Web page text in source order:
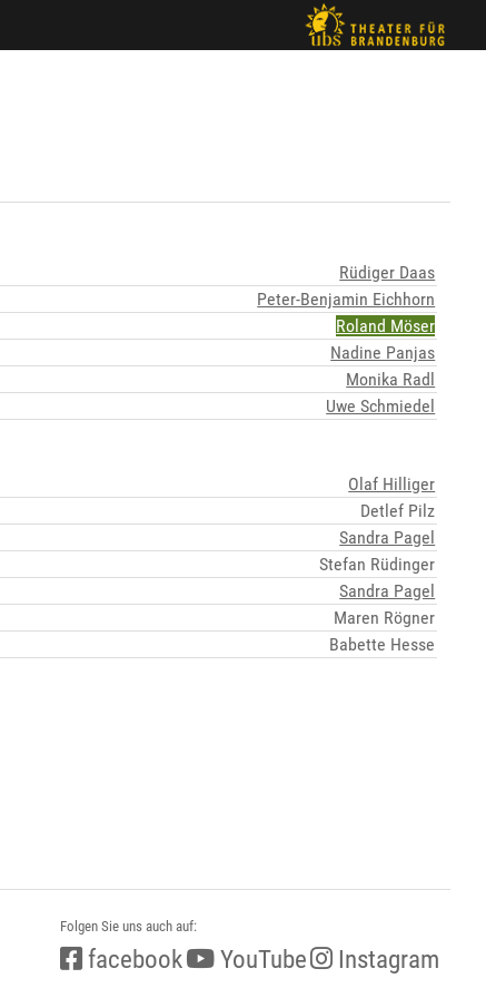
Rüdiger Daas
Peter-Benjamin Eichhorn
Roland Möser
Nadine Panjas
Monika Radl
Uwe Schmiedel
Olaf Hilliger
Detlef Pilz
Sandra Pagel
Stefan Rüdinger
Sandra Pagel
Maren Rögner
Babette Hesse
Folgen Sie uns auch auf:
facebook YouTube Instagram